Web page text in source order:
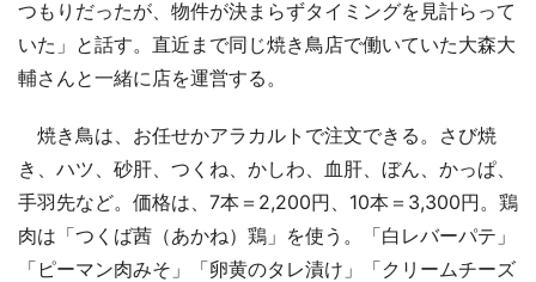
つもりだったが、物件が決まらずタイミングを見計らって
いた」と話す。直近まで同じ焼き鳥店で働いていた大森大
輔さんと一緒に店を運営する。
焼き鳥は、お任せかアラカルトで注文できる。さび焼
き、ハツ、砂肝、つくね、かしわ、血肝、ぼん、かっぱ、
手羽先など。価格は、7本＝2,200円、10本＝3,300円。鶏
肉は「つくば茜（あかね）鶏」を使う。「白レバーパテ」
「ピーマン肉みそ」「卵黄のタレ漬け」「クリームチーズ